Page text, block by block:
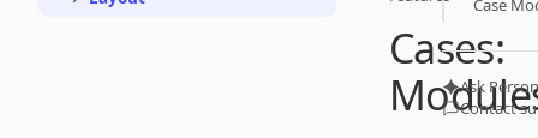
Cases:
Case
Ask
Contact